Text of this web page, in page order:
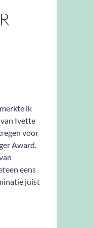
ik
Ivette
voor
Award.
eens
juist